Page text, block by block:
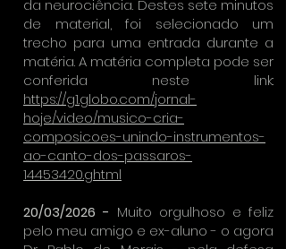
da neurociência. Destes sete minutos
de material, foi selecionado um
trecho para uma entrada durante a
matéria. A matéria completa pode ser
conferida neste link:
https://g1.globo.com/jornal-
hoje/video/musico-cria-
composicoes-unindo-instrumentos-
ao-canto-dos-passaros-
14453420.ghtml
20/03/2026 - Muito orgulhoso e feliz
pelo meu amigo e ex-aluno - o agora